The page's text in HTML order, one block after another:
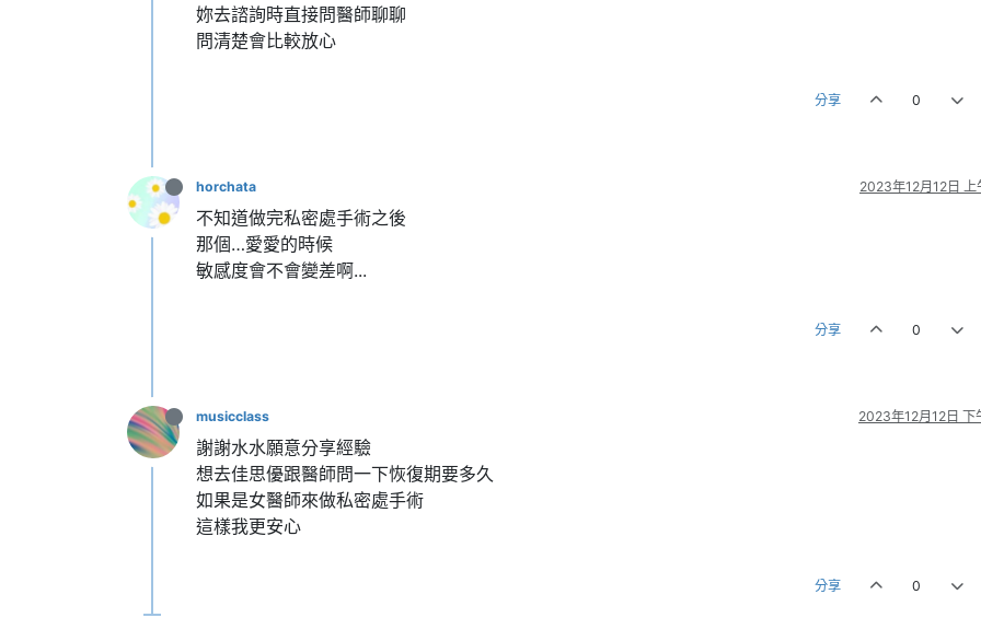
妳去諮詢時直接問醫師聊聊
問清楚會比較放心
分享 0
horchata 2023年12月12日 上
不知道做完私密處手術之後
那個…愛愛的時候
敏感度會不會變差啊...
分享 0
musicclass 2023年12月12日 下
謝謝水水願意分享經驗
想去佳思優跟醫師問一下恢復期要多久
如果是女醫師來做私密處手術
這樣我更安心
分享 0